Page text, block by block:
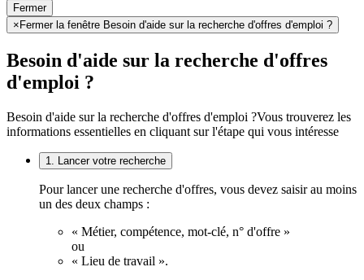
Fermer
× Fermer la fenêtre Besoin d'aide sur la recherche d'offres d'emploi ?
Besoin d'aide sur la recherche d'offres
d'emploi ?
Besoin d'aide sur la recherche d'offres d'emploi ?Vous trouverez les
informations essentielles en cliquant sur l'étape qui vous intéresse
1. Lancer votre recherche
Pour lancer une recherche d'offres, vous devez saisir au moins
un des deux champs :
« Métier, compétence, mot-clé, n° d'offre »
ou
« Lieu de travail ».